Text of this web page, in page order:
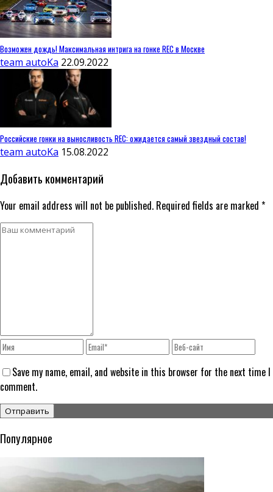
Возможен дождь! Максимальная интрига на гонке REC в Москве
team autoKa 22.09.2022
Российские гонки на выносливость REC: ожидается самый звездный состав!
team autoKa 15.08.2022
Добавить комментарий
Your email address will not be published. Required fields are marked *
Save my name, email, and website in this browser for the next time I
comment.
Популярное